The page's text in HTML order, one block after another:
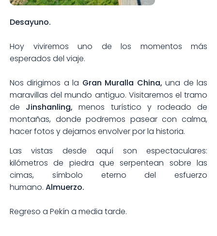
Desayuno.
Hoy viviremos uno de los momentos más
esperados del viaje.
Nos dirigimos a la Gran Muralla China, una de las
maravillas del mundo antiguo. Visitaremos el tramo
de Jinshanling, menos turístico y rodeado de
montañas, donde podremos pasear con calma,
hacer fotos y dejarnos envolver por la historia.
Las vistas desde aquí son espectaculares:
kilómetros de piedra que serpentean sobre las
cimas, símbolo eterno del esfuerzo
humano. Almuerzo.
Regreso a Pekín a media tarde.